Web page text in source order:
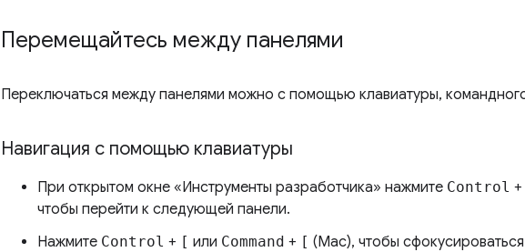
Перемещайтесь между панелями
Переключаться между панелями можно с помощью клавиатуры,
Навигация с помощью клавиатуры
При открытом окне «Инструменты разработчика» нажмите Control +
чтобы перейти к следующей панели.
Нажмите Control + [ или Command + [ (Mac), чтобы